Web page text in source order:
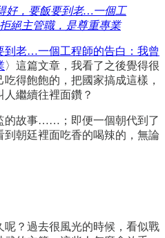
好，要飯要到老…一個工
絕主管職，是尊重專業
到老…一個工程師的告白：我曾
〉這篇文章，我看了之後覺得很
得飽飽的，把國家搞成這樣，
繼續往裡面鑽？
的故事……；即便一個朝代到了
朝廷裡面吃香的喝辣的，無論
？過去很風光的時候，看似戰